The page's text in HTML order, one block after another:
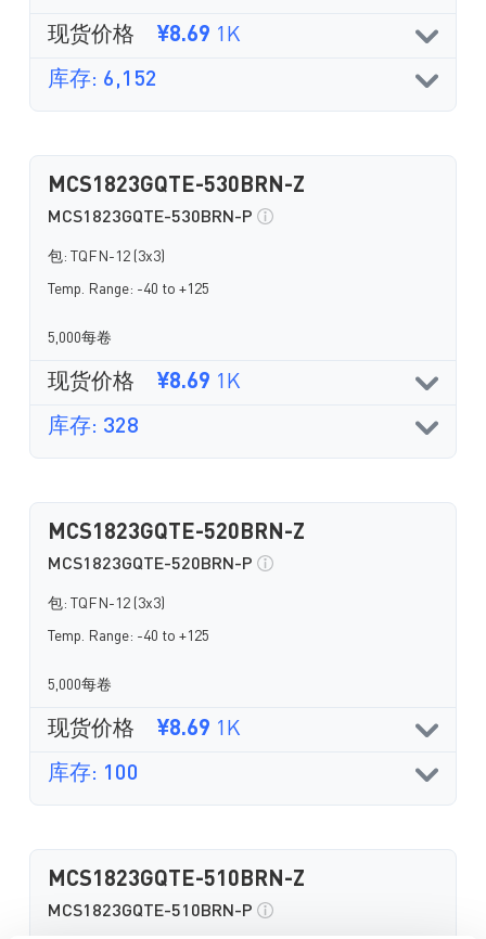
现货价格 ¥8.69 1K
库存: 6,152
MCS1823GQTE-530BRN-Z
MCS1823GQTE-530BRN-P
包: TQFN-12 (3x3)
Temp. Range: -40 to +125
5,000每卷
现货价格 ¥8.69 1K
库存: 328
MCS1823GQTE-520BRN-Z
MCS1823GQTE-520BRN-P
包: TQFN-12 (3x3)
Temp. Range: -40 to +125
5,000每卷
现货价格 ¥8.69 1K
库存: 100
MCS1823GQTE-510BRN-Z
MCS1823GQTE-510BRN-P